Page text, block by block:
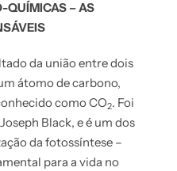
QUÍMICAS – AS
da união entre dois
átomo de carbono,
como CO2. Foi
Black, e é um dos
da fotossíntese –
para a vida no